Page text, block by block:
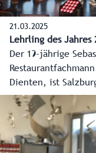
21.03.2025
Lehrling des Jahres
Der 19-jährige
Dienten, ist
einer der vielen
auf dem Weg zum
den vergangenen
investiert hat.